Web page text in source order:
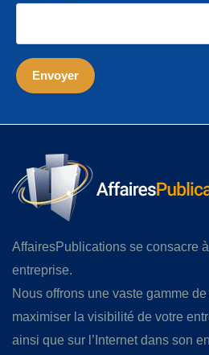
AffairesPublications se consacre
entreprise.
Nous offrons une vaste gamme
maximiser la visibilité de votre
ainsi que sur l’Internet dans son